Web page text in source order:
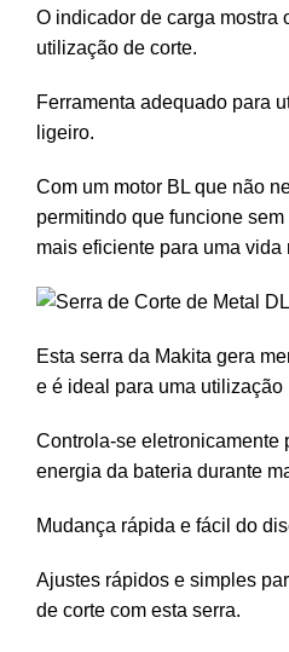
O indicador de carga mostra
utilização de corte.
Ferramenta adequado para
ligeiro.
Com um motor BL que não
permitindo que funcione
mais eficiente para uma vida
Esta serra da Makita gera
e é ideal para uma utilização
Controla-se eletronicamente
energia da bateria durante
Mudança rápida e fácil do
Ajustes rápidos e simples
de corte com esta serra.